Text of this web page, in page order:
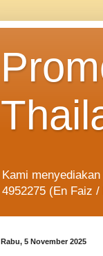
Kami
4952275 (En Faiz /
Rabu, 5 November 2025